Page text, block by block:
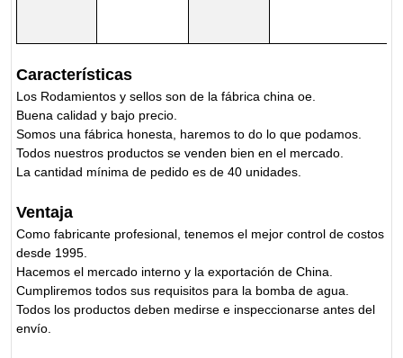
Características
Los Rodamientos y sellos son de la fábrica china oe.
Buena calidad y bajo precio.
Somos una fábrica honesta, haremos to do lo que podamos.
Todos nuestros productos se venden bien en el mercado.
La cantidad mínima de pedido es de 40 unidades.
Ventaja
Como fabricante profesional, tenemos el mejor control de costos
desde 1995.
Hacemos el mercado interno y la exportación de China.
Cumpliremos todos sus requisitos para la bomba de agua.
Todos los productos deben medirse e inspeccionarse antes del
envío.